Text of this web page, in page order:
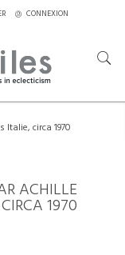
CONNEXION
circa 1970
ACHILLE
1970